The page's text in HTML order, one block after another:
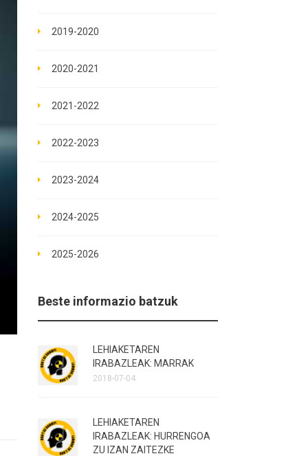
2019-2020
2020-2021
2021-2022
2022-2023
2023-2024
2024-2025
2025-2026
Beste informazio batzuk
LEHIAKETAREN
IRABAZLEAK: MARRAK
2018-07-04
LEHIAKETAREN
IRABAZLEAK: HURRENGOA
ZU IZAN ZAITEZKE